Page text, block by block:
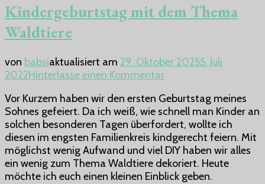
Kindergeburtstag mit dem Thema
Waldtiere
von babsiaktualisiert am 29. Oktober 20255. Juli
2022Hinterlasse einen Kommentarzu
mit
dem
Thema
Waldtiere
Vor Kurzem haben wir den ersten Geburtstag meines
Sohnes gefeiert. Da ich weiß, wie schnell man Kinder an
solchen besonderen Tagen überfordert, wollte ich
diesen im engsten Familienkreis kindgerecht feiern. Mit
möglichst wenig Aufwand und viel DIY haben wir alles
ein wenig zum Thema Waldtiere dekoriert. Heute
möchte ich euch einen kleinen Einblick geben.